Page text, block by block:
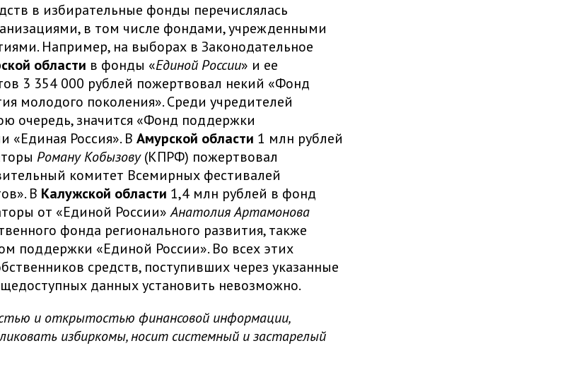
в избирательные фонды перечислялась
в том числе фондами, учрежденными
Например, на выборах в Законодательное
области в фонды «Единой России» и ее
3 354 000 рублей пожертвовал некий «Фонд
молодого поколения». Среди учредителей
очередь, значится «Фонд поддержки
«Единая Россия». В Амурской области 1 млн рублей
Роману Кобызову(КПРФ) пожертвовал
комитет Всемирных фестивалей
В Калужской области 1,4 млн рублей в фонд
от «Единой России»Анатолия Артамонова
фонда регионального развития, также
поддержки «Единой России». Во всех этих
средств, поступивших через указанные
данных установить невозможно.
и открытостью финансовой информации,
избиркомы, носит системный и застарелый